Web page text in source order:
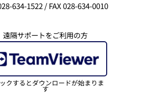
634-1522 / FAX 028-634-0010
遠隔サポートをご利用の方
クするとダウンロードが始まりま
す